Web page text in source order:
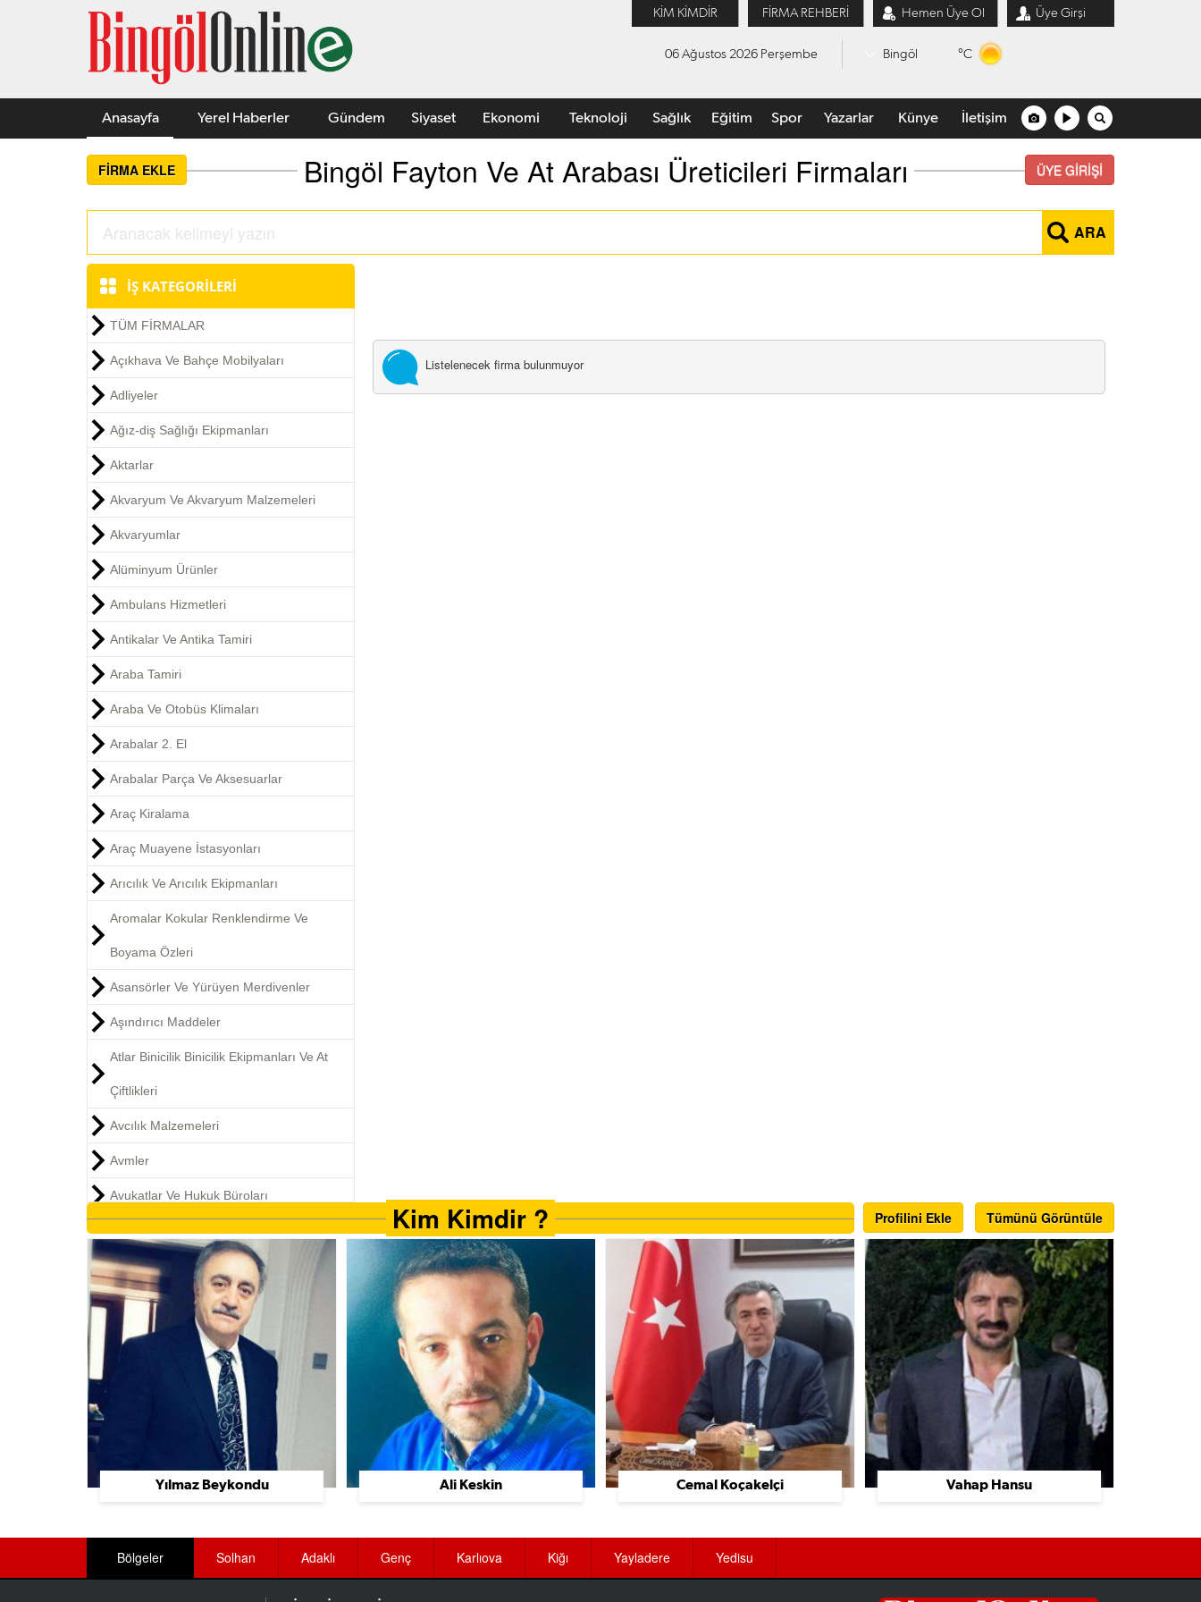
KİM KİMDİR FİRMA REHBERİ Hemen Üye Ol Üye Girşi
06 Ağustos 2026 Perşembe Bingöl °C
Anasayfa Yerel Haberler Gündem Siyaset Ekonomi Teknoloji Sağlık Eğitim Spor Yazarlar Künye İletişim
FİRMA EKLE Bingöl Fayton Ve At Arabası Üreticileri Firmaları ÜYE GİRİŞİ
ARA
İŞ KATEGORİLERİ
TÜM FİRMALAR
Açıkhava Ve Bahçe Mobilyaları
Adliyeler
Ağız-diş Sağlığı Ekipmanları
Aktarlar
Akvaryum Ve Akvaryum Malzemeleri
Akvaryumlar
Alüminyum Ürünler
Ambulans Hizmetleri
Antikalar Ve Antika Tamiri
Araba Tamiri
Araba Ve Otobüs Klimaları
Arabalar 2. El
Arabalar Parça Ve Aksesuarlar
Araç Kiralama
Araç Muayene İstasyonları
Arıcılık Ve Arıcılık Ekipmanları
Aromalar Kokular Renklendirme Ve
Boyama Özleri
Asansörler Ve Yürüyen Merdivenler
Aşındırıcı Maddeler
Atlar Binicilik Binicilik Ekipmanları Ve At
Çiftlikleri
Avcılık Malzemeleri
Avmler
Avukatlar Ve Hukuk Büroları
Ayakkabı Ve Çanta
Aydınlatma Sistemleri
Baharat Üreticileri
Bahçe Düzenleme Ve Sulama Sistemleri
Bakımevi Ve Huzurevleri
Balık Lokantaları
Bankalar
Listelenecek firma bulunmuyor
Kim Kimdir ? Profilini Ekle Tümünü Görüntüle
Yılmaz Beykondu Ali Keskin Cemal Koçakelçi Vahap Hansu
Bölgeler Solhan Adaklı Genç Karlıova Kiğı Yayladere Yedisu